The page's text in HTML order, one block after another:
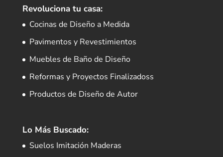
Revoluciona tu casa:
Cocinas de Diseño a Medida
Pavimentos y Revestimientos
Muebles de Baño de Diseño
Reformas y Proyectos Finalizadoss
Productos de Diseño de Autor
Lo Más Buscado:
Suelos Imitación Maderas